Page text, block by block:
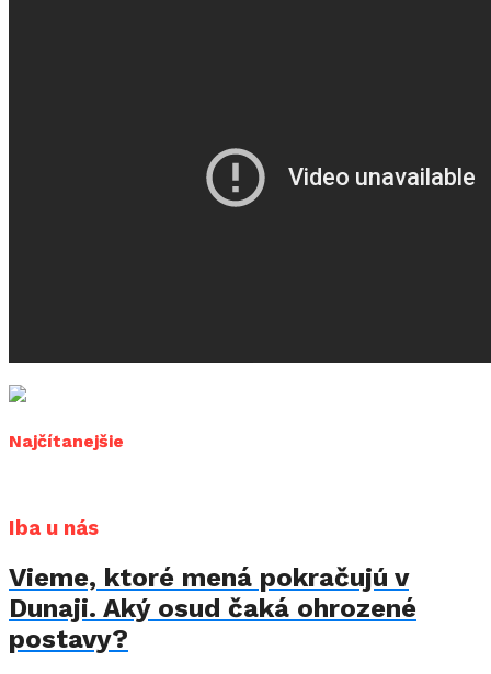
Najčítanejšie
Iba u nás
Vieme, ktoré mená pokračujú v
Dunaji. Aký osud čaká ohrozené
postavy?